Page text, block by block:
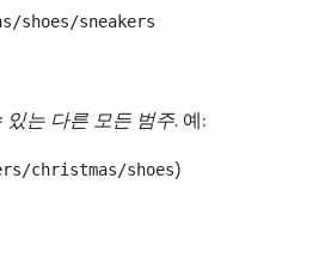
shoes/sneakers
있는 다른 모든 범주. 예:
christmas/shoes)